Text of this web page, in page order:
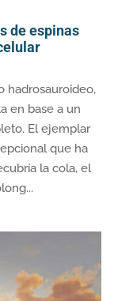
de espinas
hadrosauroideo,
en base a un
El ejemplar
que ha
la cola, el